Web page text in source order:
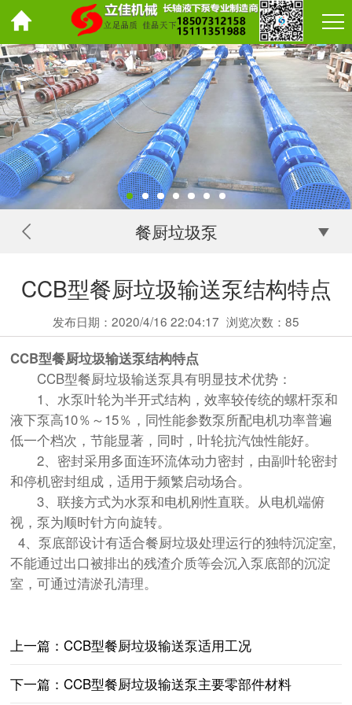
餐厨垃圾泵
CCB型餐厨垃圾输送泵结构特点
发布日期：2020/4/16 22:04:17 浏览次数： 85
CCB型餐厨垃圾输送泵结构特点
CCB型餐厨垃圾输送泵具有明显技术优势：
1、水泵叶轮为半开式结构，效率较传统的螺杆泵和
液下泵高10％～15％，同性能参数泵所配电机功率普遍
低一个档次，节能显著，同时，叶轮抗汽蚀性能好。
2、密封采用多面连环流体动力密封，由副叶轮密封
和停机密封组成，适用于频繁启动场合。
3、联接方式为水泵和电机刚性直联。从电机端俯
视，泵为顺时针方向旋转。
4、泵底部设计有适合餐厨垃圾处理运行的独特沉淀室,
不能通过出口被排出的残渣介质等会沉入泵底部的沉淀
室，可通过清淤孔清理。
上一篇：CCB型餐厨垃圾输送泵适用工况
下一篇：CCB型餐厨垃圾输送泵主要零部件材料